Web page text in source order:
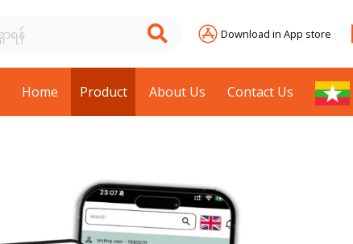
Download in App store
Home Product About Us Contact Us